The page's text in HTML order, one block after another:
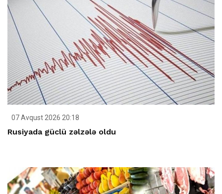
07 Avqust 2026 20:18
Rusiyada güclü zəlzələ oldu